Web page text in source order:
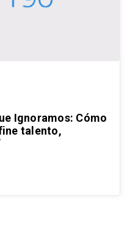
Ignoramos: Cómo
talento,